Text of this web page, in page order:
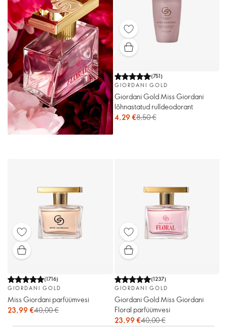
(751)
GIORDANI GOLD
Giordani Gold Miss Giordani
lõhnastatud rulldeodorant
4,29 €8,50 €
(1716)
GIORDANI GOLD
Miss Giordani parfüümvesi
23,99 €40,00 €
(1237)
GIORDANI GOLD
Giordani Gold Miss Giordani
Floral parfüümvesi
23,99 €40,00 €